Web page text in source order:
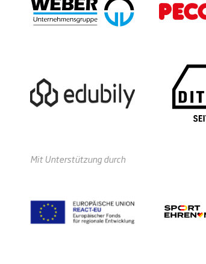
Mit Unterstützung durch